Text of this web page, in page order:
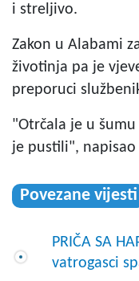
i streljivo.
Zakon u Alabami
životinja pa je
preporuci
"Otrčala je u
je pustili", napisao
Povezane vijesti
PRIČA SA
vatrogasci